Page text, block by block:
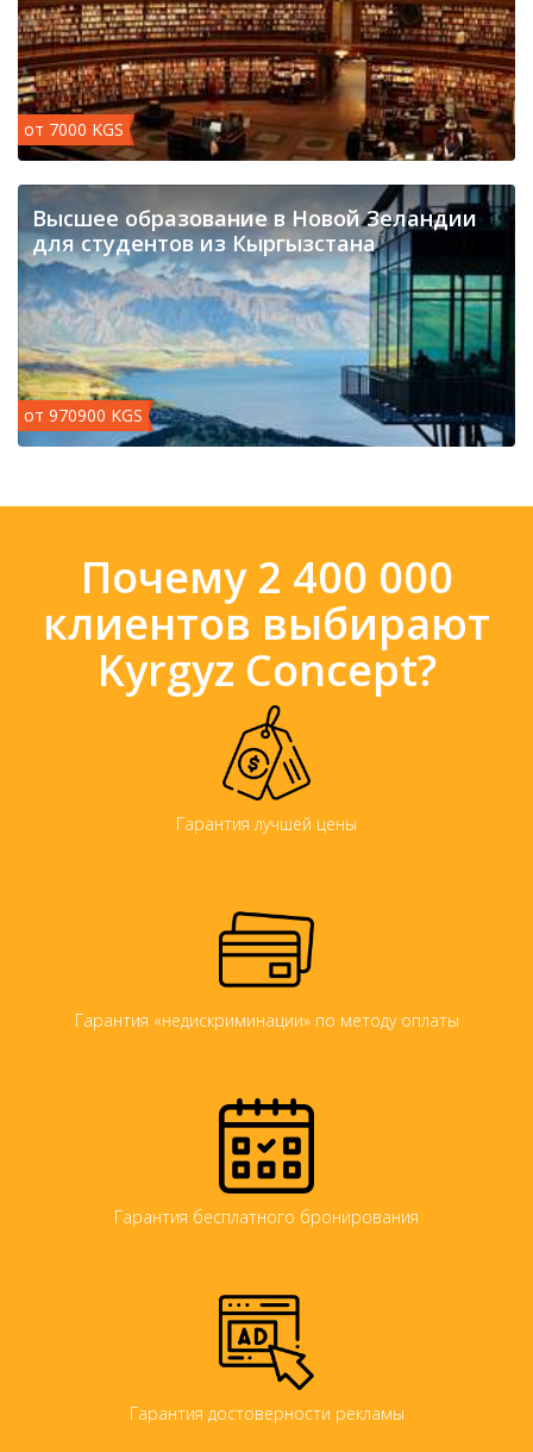
от 7000 KGS
​Высшее образование в Новой Зеландии
для студентов из Кыргызстана
от 970900 KGS
Почему 2 400 000
клиентов выбирают
Kyrgyz Concept?
Гарантия лучшей цены
Гарантия «недискриминации» по методу оплаты
Гарантия бесплатного бронирования
Гарантия достоверности рекламы